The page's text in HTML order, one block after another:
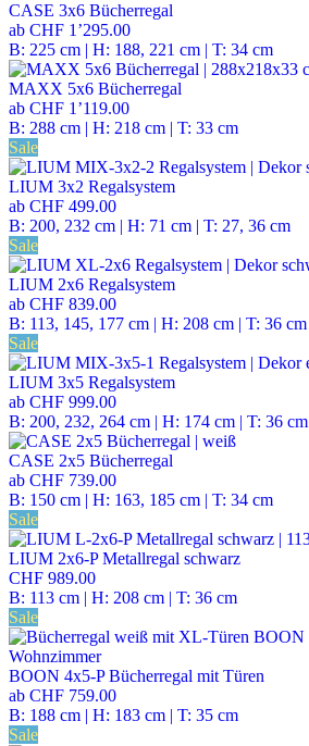
CASE 3x6 Bücherregal
ab CHF 1’295.00
B: 225 cm | H: 188, 221 cm | T: 34 cm
MAXX 5x6 Bücherregal
ab CHF 1’119.00
B: 288 cm | H: 218 cm | T: 33 cm
Sale
LIUM 3x2 Regalsystem
ab CHF 499.00
B: 200, 232 cm | H: 71 cm | T: 27, 36 cm
Sale
LIUM 2x6 Regalsystem
ab CHF 839.00
B: 113, 145, 177 cm | H: 208 cm | T: 36 cm
Sale
LIUM 3x5 Regalsystem
ab CHF 999.00
B: 200, 232, 264 cm | H: 174 cm | T: 36 cm
CASE 2x5 Bücherregal
ab CHF 739.00
B: 150 cm | H: 163, 185 cm | T: 34 cm
Sale
LIUM 2x6-P Metallregal schwarz
CHF 989.00
B: 113 cm | H: 208 cm | T: 36 cm
Sale
BOON 4x5-P Bücherregal mit Türen
ab CHF 759.00
B: 188 cm | H: 183 cm | T: 35 cm
Sale